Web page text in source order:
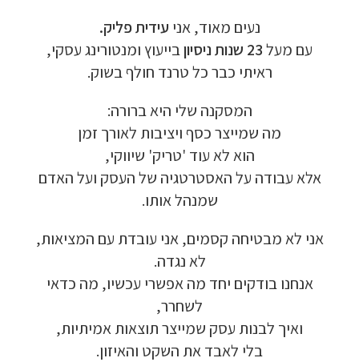
נעים מאוד, אני עידית פליק.
עם מעל23 שנות ניסיון
בייעוץ ומנטורינג עסקי,
ראיתי כבר כל טרנד חולף בשוק.
המסקנה שלי היא ברורה:
מה שמייצר כסף ויציבות לאורך זמן
הוא לא עוד 'טריק' שיווקי,
אלא עבודה על האסטרטגיה של העסק ועל האדם
שמנהל אותו.
אני לא מבטיחה קסמים, אני עובדת עם המציאות,
לא נגדה.
אנחנו בודקים יחד מה אפשרי עכשיו, מה כדאי
לשחרר,
ואיך לבנות עסק שמייצר תוצאות אמיתיות,
בלי לאבד את השקט והאיזון.